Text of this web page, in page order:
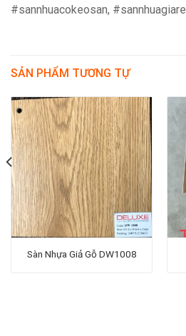
#sannhuacokeosan, #sannhuagiare
SẢN PHẨM TƯƠNG TỰ
Sàn Nhựa Giả Gỗ DW1008